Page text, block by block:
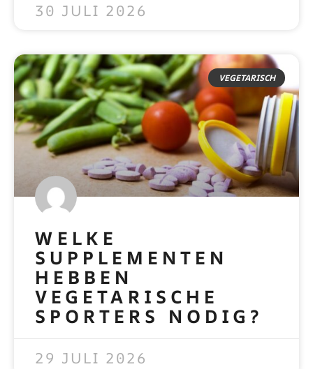
30 JULI 2026
VEGETARISCH
WELKE
SUPPLEMENTEN
HEBBEN
VEGETARISCHE
SPORTERS NODIG?
29 JULI 2026